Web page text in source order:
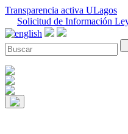
Transparencia activa ULagos
Solicitud de Información